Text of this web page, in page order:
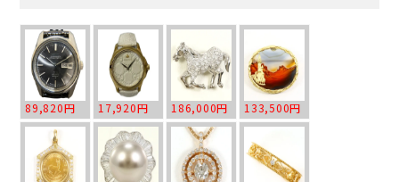
89,820円 17,920円 186,000円 133,500円